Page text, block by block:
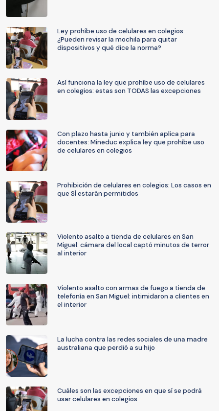
Ley prohíbe uso de celulares en colegios:
¿Pueden revisar la mochila para quitar
dispositivos y qué dice la norma?
Así funciona la ley que prohíbe uso de celulares
en colegios: estas son TODAS las excepciones
Con plazo hasta junio y también aplica para
docentes: Mineduc explica ley que prohíbe uso
de celulares en colegios
Prohibición de celulares en colegios: Los casos en
que SÍ estarán permitidos
Violento asalto a tienda de celulares en San
Miguel: cámara del local captó minutos de terror
al interior
Violento asalto con armas de fuego a tienda de
telefonía en San Miguel: intimidaron a clientes en
el interior
La lucha contra las redes sociales de una madre
australiana que perdió a su hijo
Cuáles son las excepciones en que sí se podrá
usar celulares en colegios